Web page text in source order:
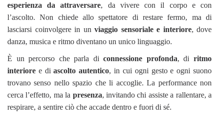
esperienza da attraversare, da vivere con il corpo e con
l’ascolto. Non chiede allo spettatore di restare fermo, ma di
lasciarsi coinvolgere in un viaggio sensoriale e interiore, dove
danza, musica e ritmo diventano un unico linguaggio.
È un percorso che parla diconnessione profonda, diritmo
interiore e diascolto autentico, in cui ogni gesto e ogni suono
trovano senso nello spazio che li accoglie. La performance non
cerca l’effetto, ma la presenza, invitando chi assiste a rallentare, a
respirare, a sentire ciò che accade dentro e fuori di sé.